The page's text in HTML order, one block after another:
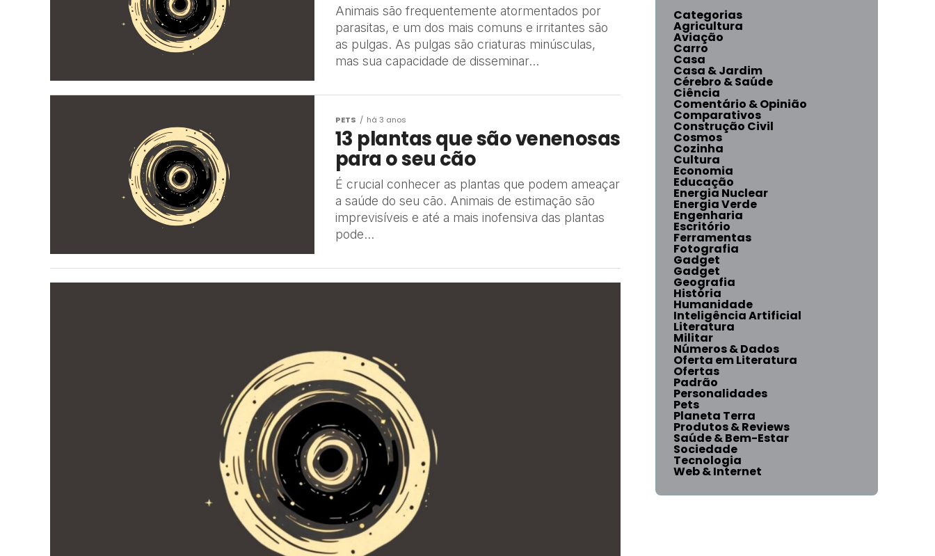
Animais são frequentemente atormentados por
parasitas, e um dos mais comuns e irritantes são
as pulgas. As pulgas são criaturas minúsculas,
mas sua capacidade de disseminar...
PETS há 3 anos
13 plantas que são venenosas
para o seu cão
É crucial conhecer as plantas que podem ameaçar
a saúde do seu cão. Animais de estimação são
imprevisíveis e até a mais inofensiva das plantas
pode...
Categorias
Agricultura
Aviação
Carro
Casa
Casa & Jardim
Cérebro & Saúde
Ciência
Comentário & Opinião
Comparativos
Construção Civil
Cosmos
Cozinha
Cultura
Economia
Educação
Energia Nuclear
Energia Verde
Engenharia
Escritório
Ferramentas
Fotografia
Gadget
Gadget
Geografia
História
Humanidade
Inteligência Artificial
Literatura
Militar
Números & Dados
Oferta em Literatura
Ofertas
Padrão
Personalidades
Pets
Planeta Terra
Produtos & Reviews
Saúde & Bem-Estar
Sociedade
Tecnologia
Web & Internet